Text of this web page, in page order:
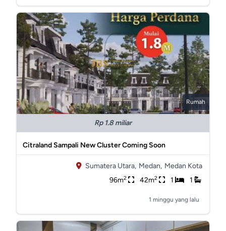
Rumah
Rp 1.8 miliar
Citraland Sampali New Cluster Coming Soon
Sumatera Utara, Medan, Medan Kota
96m2 42m2 1 1
1 minggu yang lalu